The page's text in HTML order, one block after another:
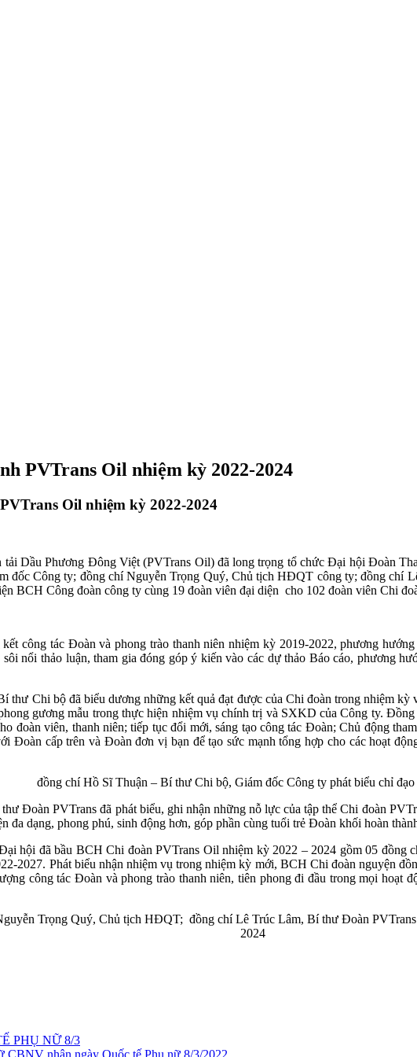
PVTrans Oil nhiệm kỳ 2022-2024
Oil nhiệm kỳ 2022-2024
tải Dầu Phương Đông Việt (PVTrans Oil) đã long trọng tổ chức Đại hội Đoàn
đốc Công ty; đồng chí Nguyễn Trọng Quý, Chủ tịch HĐQT công ty; đồng
BCH Công đoàn công ty cùng 19 đoàn viên đại diện cho 102 đoàn viên Chi
công tác Đoàn và phong trào thanh niên nhiệm kỳ 2019-2022, phương
nổi thảo luận, tham gia đóng góp ý kiến vào các dự thảo Báo cáo, phương
Chi bộ đã biểu dương những kết quả đạt được của Chi đoàn trong nhiệm
gương mẫu trong thực hiện nhiệm vụ chính trị và SXKD của Công ty.
đoàn viên, thanh niên; tiếp tục đổi mới, sáng tạo công tác Đoàn; Chủ động
Đoàn cấp trên và Đoàn đơn vị bạn để tạo sức mạnh tổng hợp cho các hoạt
đồng chí Hồ Sĩ Thuận – Bí thư Chi bộ, Giám đốc Công ty phát biểu chỉ
Đoàn PVTrans đã phát biểu, ghi nhận những nỗ lực của tập thể Chi đoàn
dạng, phong phú, sinh động hơn, góp phần cùng tuổi trẻ Đoàn khối hoàn
hội đã bầu BCH Chi đoàn PVTrans Oil nhiệm kỳ 2022 – 2024 gồm 05
2027. Phát biểu nhận nhiệm vụ trong nhiệm kỳ mới, BCH Chi đoàn nguyện
công tác Đoàn và phong trào thanh niên, tiên phong đi đầu trong mọi hoạt
Trọng Quý, Chủ tịch HĐQT; đồng chí Lê Trúc Lâm, Bí thư Đoàn
2024
PHỤ NỮ 8/3
CBNV nhân ngày Quốc tế Phụ nữ 8/3/2022